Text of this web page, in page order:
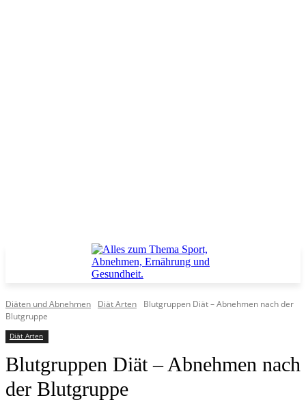
Diäten und Abnehmen Diät Arten
Blutgruppen Diät – Abnehmen nach der
Blutgruppe
Diät Arten
Blutgruppen Diät – Abnehmen nach
der Blutgruppe